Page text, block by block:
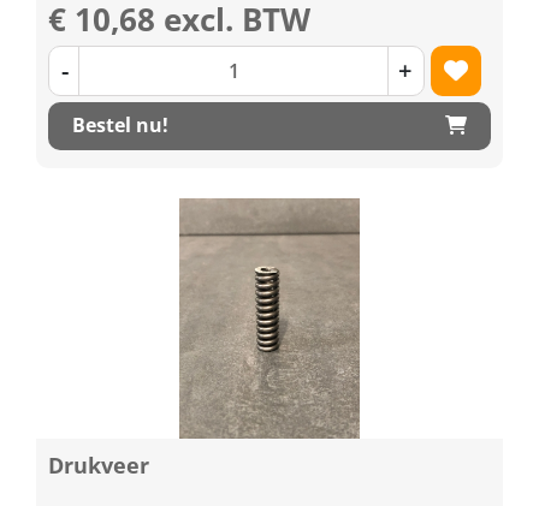
€ 10,68 excl. BTW
- +
Bestel nu!
Drukveer